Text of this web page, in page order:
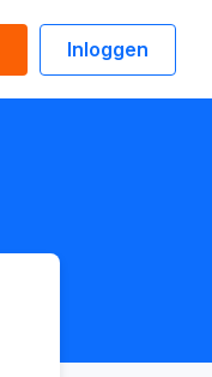
Inloggen